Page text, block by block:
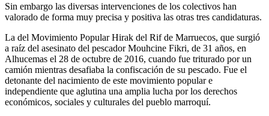
Sin embargo las diversas intervenciones de los colectivos han
valorado de forma muy precisa y positiva las otras tres candidaturas.
La del Movimiento Popular Hirak del Rif de Marruecos, que surgió
a raíz del asesinato del pescador Mouhcine Fikri, de 31 años, en
Alhucemas el 28 de octubre de 2016, cuando fue triturado por un
camión mientras desafiaba la confiscación de su pescado. Fue el
detonante del nacimiento de este movimiento popular e
independiente que aglutina una amplia lucha por los derechos
económicos, sociales y culturales del pueblo marroquí.